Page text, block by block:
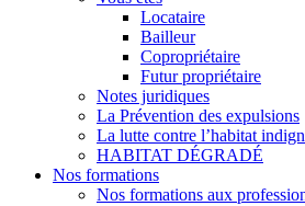
Locataire
Bailleur
Copropriétaire
Futur propriétaire
Notes juridiques
La Prévention des expulsions
La lutte contre l’habitat
HABITAT DÉGRADÉ
Nos formations
Nos formations aux